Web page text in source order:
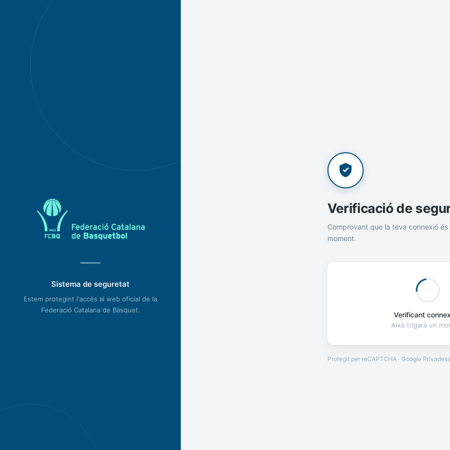
Sistema de seguretat
Estem protegint l'accés al web oficial de la
Federació Catalana de Bàsquet.
Verificació de
Comprovant que la teva connexió és
moment.
Verificant
Això trigarà un
Protegit per reCAPTCHA · Google Privadesa